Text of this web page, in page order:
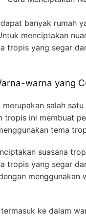
banyak rumah
menciptakan
tropis yang segar
warna yang
merupakan salah
tropis ini membuat
tema
suasana
tropis yang segar
menggunakan
ke dalam